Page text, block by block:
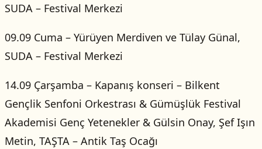
SUDA – Festival Merkezi
09.09 Cuma – Yürüyen Merdiven ve Tülay Günal,
SUDA – Festival Merkezi
14.09 Çarşamba – Kapanış konseri – Bilkent
Gençlik Senfoni Orkestrası & Gümüşlük Festival
Akademisi Genç Yetenekler & Gülsin Onay, Şef Işın
Metin, TAŞTA – Antik Taş Ocağı